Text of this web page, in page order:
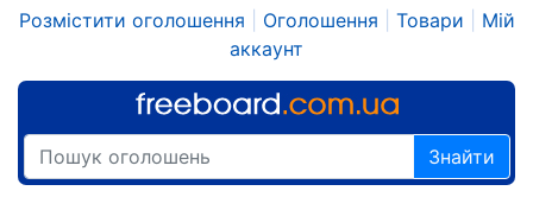
Розмістити оголошення Оголошення Товари
Мій
аккаунт
Знайти